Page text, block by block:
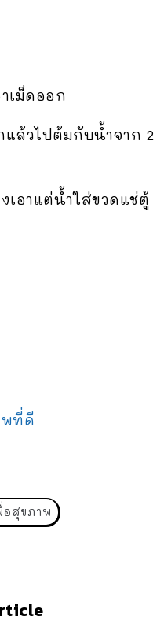
เม็ดออก
ล้วไปต้มกับน้ำจาก 2
เอาแต่น้ำใส่ขวดแช่ตู้
พที่ดี
อสุขภาพ